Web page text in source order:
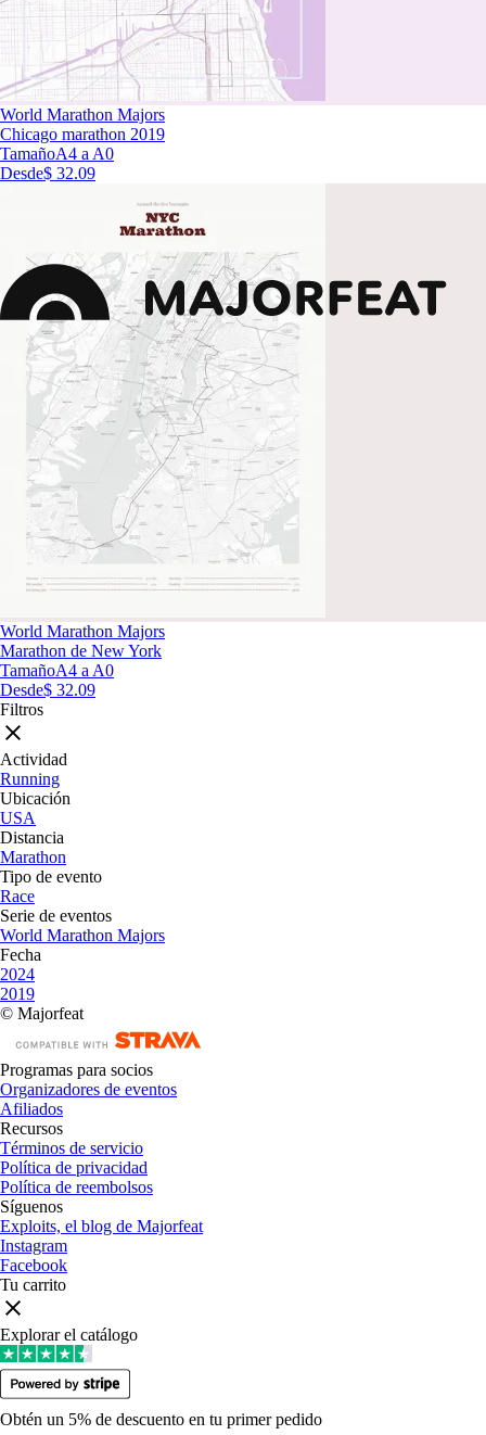
World Marathon Majors
Chicago marathon 2019
TamañoA4 a A0
Desde$ 32.09
World Marathon Majors
Marathon de New York
TamañoA4 a A0
Desde$ 32.09
Filtros
Actividad
Running
Ubicación
USA
Distancia
Marathon
Tipo de evento
Race
Serie de eventos
World Marathon Majors
Fecha
2024
2019
© Majorfeat
Programas para socios
Organizadores de eventos
Afiliados
Recursos
Términos de servicio
Política de privacidad
Política de reembolsos
Síguenos
Exploits, el blog de Majorfeat
Instagram
Facebook
Tu carrito
Explorar el catálogo
Obtén un 5% de descuento en tu primer pedido